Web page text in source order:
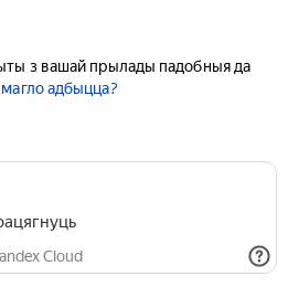
з вашай прылады падобныя да
адбыцца?
Cloud